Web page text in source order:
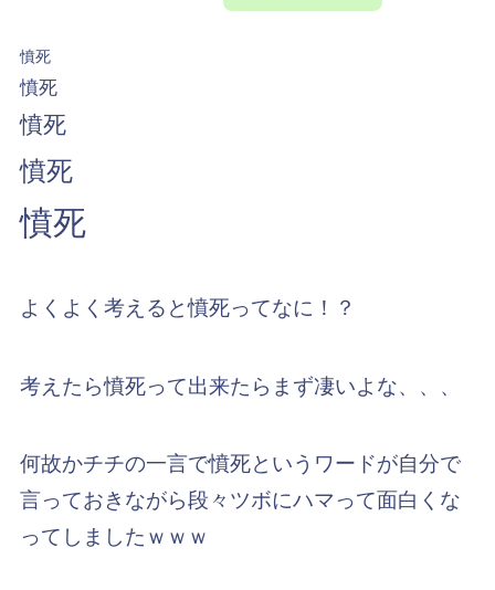
憤死
憤死
憤死
憤死
憤死
よくよく考えると憤死ってなに！？
考えたら憤死って出来たらまず凄いよな、、、
何故かチチの一言で憤死というワードが自分で
言っておきながら段々ツボにハマって面白くな
ってしましたｗｗｗ